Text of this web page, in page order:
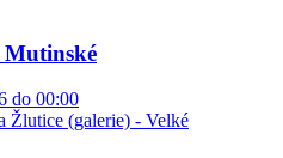
do 00:00
Žlutice (galerie) - Velké